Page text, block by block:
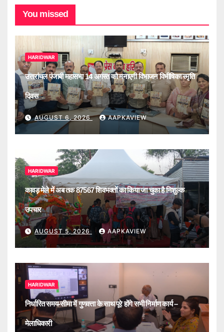
You missed
HARIDWAR
उत्तरांचल पंजाबी महासभा 14 अगस्त को मनाएगी विभाजन विभीषिका स्मृति
दिवस
AUGUST 6, 2026 AAPKAVIEW
HARIDWAR
कावड़ मेले में अब तक 87567 शिवभक्तों का किया जा चुका है निशुल्क
उपचार
AUGUST 5, 2026 AAPKAVIEW
HARIDWAR
निर्धारित समय-सीमा में गुणवत्ता के साथ पूरे होंगे सभी निर्माण कार्य –
मेलाधिकारी